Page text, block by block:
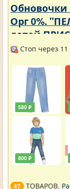
Обновочки
Орг 0%.
детей
Стоп через
580 ₽
800 ₽
47 ТОВАРОВ.